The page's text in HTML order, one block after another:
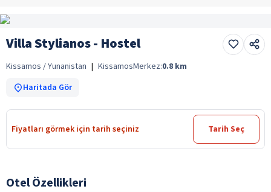
Villa Stylianos - Hostel
Kissamos / Yunanistan | KissamosMerkez:0.8 km
Haritada Gör
Fiyatları görmek için tarih seçiniz Tarih Seç
Otel Özellikleri